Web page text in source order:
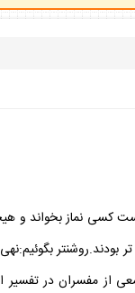
كسى نماز بخواند و
بودند.روشنتر
از مفسران در تفسير